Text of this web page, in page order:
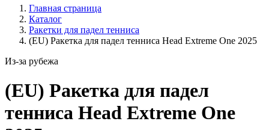
Главная страница
Каталог
Ракетки для падел тенниса
(EU) Ракетка для падел тенниса Head Extreme One 2025
Из-за рубежа
(EU) Ракетка для падел
тенниса Head Extreme One